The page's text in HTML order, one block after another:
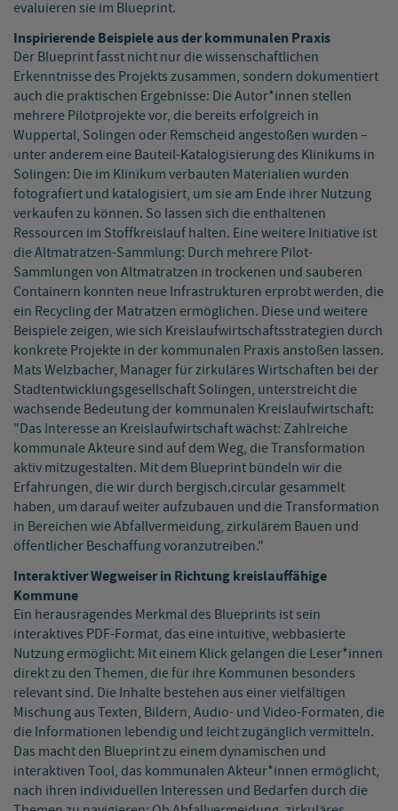
evaluieren sie im Blueprint.
Inspirierende Beispiele aus der kommunalen Praxis
Der Blueprint fasst nicht nur die wissenschaftlichen
Erkenntnisse des Projekts zusammen, sondern dokumentiert
auch die praktischen Ergebnisse: Die Autor*innen stellen
mehrere Pilotprojekte vor, die bereits erfolgreich in
Wuppertal, Solingen oder Remscheid angestoßen wurden –
unter anderem eine Bauteil-Katalogisierung des Klinikums in
Solingen: Die im Klinikum verbauten Materialien wurden
fotografiert und katalogisiert, um sie am Ende ihrer Nutzung
verkaufen zu können. So lassen sich die enthaltenen
Ressourcen im Stoffkreislauf halten. Eine weitere Initiative ist
die Altmatratzen-Sammlung: Durch mehrere Pilot-
Sammlungen von Altmatratzen in trockenen und sauberen
Containern konnten neue Infrastrukturen erprobt werden, die
ein Recycling der Matratzen ermöglichen. Diese und weitere
Beispiele zeigen, wie sich Kreislaufwirtschaftsstrategien durch
konkrete Projekte in der kommunalen Praxis anstoßen lassen.
Mats Welzbacher, Manager für zirkuläres Wirtschaften bei der
Stadtentwicklungsgesellschaft Solingen, unterstreicht die
wachsende Bedeutung der kommunalen Kreislaufwirtschaft:
"Das Interesse an Kreislaufwirtschaft wächst: Zahlreiche
kommunale Akteure sind auf dem Weg, die Transformation
aktiv mitzugestalten. Mit dem Blueprint bündeln wir die
Erfahrungen, die wir durch bergisch.circular gesammelt
haben, um darauf weiter aufzubauen und die Transformation
in Bereichen wie Abfallvermeidung, zirkulärem Bauen und
öffentlicher Beschaffung voranzutreiben."
Interaktiver Wegweiser in Richtung kreislauffähige
Kommune
Ein herausragendes Merkmal des Blueprints ist sein
interaktives PDF-Format, das eine intuitive, webbasierte
Nutzung ermöglicht: Mit einem Klick gelangen die Leser*innen
direkt zu den Themen, die für ihre Kommunen besonders
relevant sind. Die Inhalte bestehen aus einer vielfältigen
Mischung aus Texten, Bildern, Audio- und Video-Formaten, die
die Informationen lebendig und leicht zugänglich vermitteln.
Das macht den Blueprint zu einem dynamischen und
interaktiven Tool, das kommunalen Akteur*innen ermöglicht,
nach ihren individuellen Interessen und Bedarfen durch die